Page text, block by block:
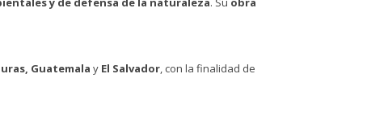
Guatemala y El Salvador, con la finalidad de